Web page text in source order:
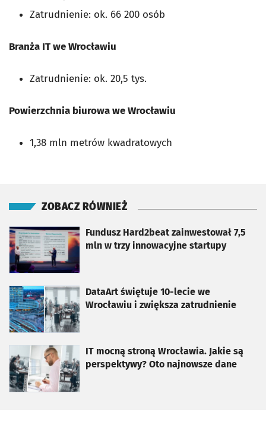
Zatrudnienie: ok. 66 200 osób
Branża IT we Wrocławiu
Zatrudnienie: ok. 20,5 tys.
Powierzchnia biurowa we Wrocławiu
1,38 mln metrów kwadratowych
ZOBACZ RÓWNIEŻ
Fundusz Hard2beat zainwestował 7,5
mln w trzy innowacyjne startupy
otworzy się w nowej karcie
DataArt świętuje 10-lecie we
Wrocławiu i zwiększa zatrudnienie
otworzy się w nowej karcie
IT mocną stroną Wrocławia. Jakie są
perspektywy? Oto najnowsze dane
otworzy się w nowej karcie